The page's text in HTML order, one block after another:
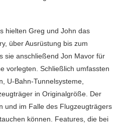
hielten Greg und John das
über Ausrüstung bis zum
sie anschließend Jon Mavor für
vorlegten. Schließlich umfassten
U-Bahn-Tunnelsysteme,
in Originalgröße. Der
und im Falle des Flugzeugträgers
können. Features, die bei